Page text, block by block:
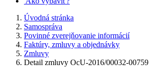
Úvodná stránka
Samospráva
Povinné zverejňovanie informácií
Faktúry, zmluvy a objednávky
Zmluvy
Detail zmluvy OcU-2016/00032-00759